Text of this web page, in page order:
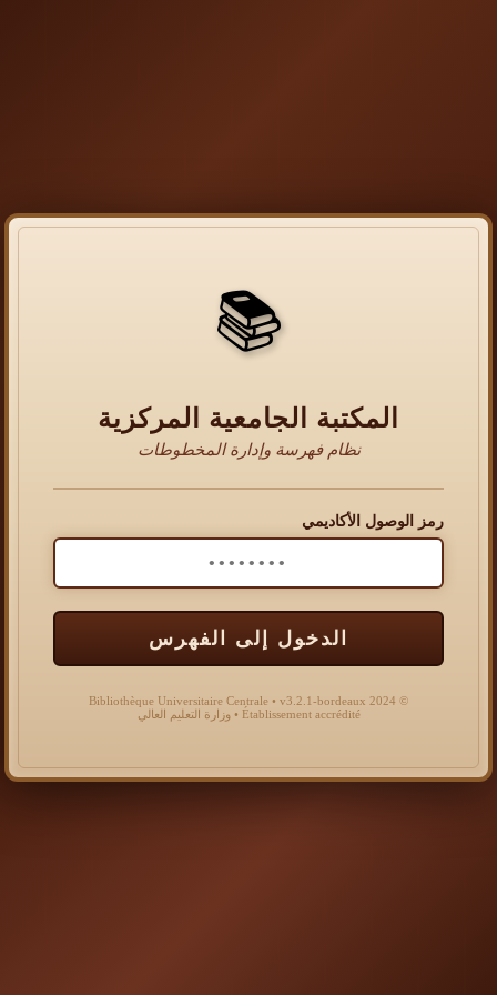
📚
المكتبة الجامعية المركزية
نظام فهرسة وإدارة المخطوطات
رمز الوصول الأكاديمي
الدخول إلى الفهرس
© 2024 Bibliothèque Universitaire Centrale • v3.2.1-bordeaux
Établissement accrédité • وزارة التعليم العالي